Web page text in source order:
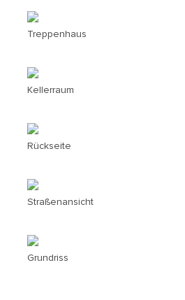
Treppenhaus
Kellerraum
Rückseite
Straßenansicht
Grundriss